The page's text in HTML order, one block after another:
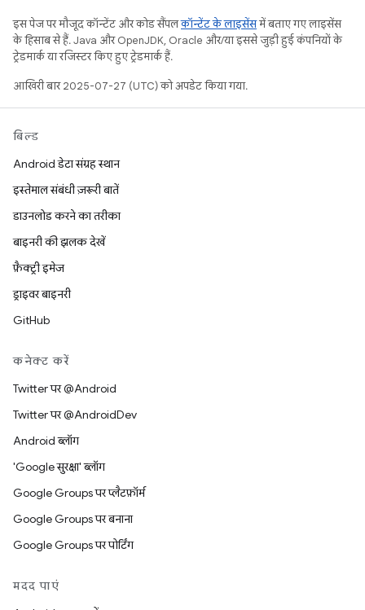
इस पेज पर मौजूद कॉन्टेंट और कोड सैंपलकॉन्टेंट के लाइसेंसमें बताए गए लाइसेंस
के हिसाब से हैं. Java और OpenJDK, Oracle और/या इससे जुड़ी हुई कंपनियों के
ट्रेडमार्क या रजिस्टर किए हुए ट्रेडमार्क हैं.
आखिरी बार 2025-07-27 (UTC) को अपडेट किया गया.
बिल्ड
Android डेटा संग्रह स्थान
इस्तेमाल संबंधी ज़रूरी बातें
डाउनलोड करने का तरीका
बाइनरी की झलक देखें
फ़ैक्ट्री इमेज
ड्राइवर बाइनरी
GitHub
कनेक्ट करें
Twitter पर @Android
Twitter पर @AndroidDev
Android ब्लॉग
'Google सुरक्षा' ब्लॉग
Google Groups पर प्लैटफ़ॉर्म
Google Groups पर बनाना
Google Groups पर पोर्टिंग
मदद पाएं